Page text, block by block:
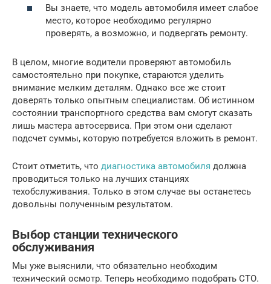
Вы знаете, что модель автомобиля имеет слабое
место, которое необходимо регулярно
проверять, а возможно, и подвергать ремонту.
В целом, многие водители проверяют автомобиль
самостоятельно при покупке, стараются уделить
внимание мелким деталям. Однако все же стоит
доверять только опытным специалистам. Об истинном
состоянии транспортного средства вам смогут сказать
лишь мастера автосервиса. При этом они сделают
подсчет суммы, которую потребуется вложить в ремонт.
Стоит отметить, что диагностика автомобиля должна
проводиться только на лучших станциях
техобслуживания. Только в этом случае вы останетесь
довольны полученным результатом.
Выбор станции технического
обслуживания
Мы уже выяснили, что обязательно необходим
технический осмотр. Теперь необходимо подобрать СТО.